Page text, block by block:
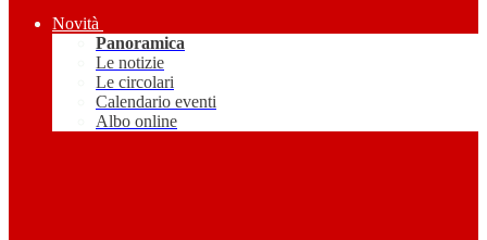
Novità
Panoramica
Le notizie
Le circolari
Calendario eventi
Albo online